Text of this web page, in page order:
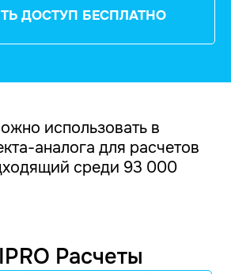
ДОСТУП БЕСПЛАТНО
использовать в
аналога для расчетов
среди 93 000
Расчеты